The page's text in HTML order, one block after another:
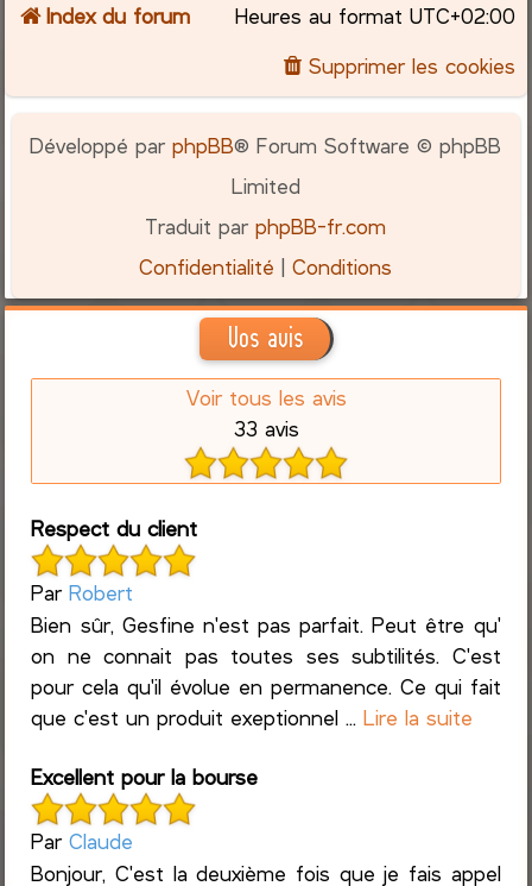
Index du forum Heures au format UTC+02:00
Supprimer les cookies
Développé parphpBB® Forum Software © phpBB
Limited
Traduit parphpBB-fr.com
Confidentialité |Conditions
Vos avis
Voir tous les avis
33 avis
Respect du client
ParRobert
Bien sûr, Gesfine n'est pas parfait. Peut être qu'
on ne connait pas toutes ses subtilités. C'est
pour cela qu'il évolue en permanence. Ce qui fait
que c'est un produit exeptionnel ...Lire la suite
Excellent pour la bourse
ParClaude
Bonjour, C'est la deuxième fois que je fais appel